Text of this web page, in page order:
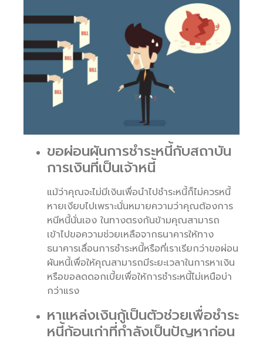
ขอผ่อนผันการชำระหนี้กับสถาบัน
การเงินที่เป็นเจ้าหนี้
แม้ว่าคุณจะไม่มีเงินเพื่อนำไปชำระหนี้ก็ไม่ควรหนี้
หายเงียบไปเพราะนั่นหมายความว่าคุณต้องการ
หนีหนี้นั่นเอง ในทางตรงกันข้ามคุณสามารถ
เข้าไปขอความช่วยเหลือจากธนาคารให้ทาง
ธนาคารเลื่อนการชำระหนี้หรือที่เราเรียกว่าขอผ่อน
ผันหนี้เพื่อให้คุณสามารถมีระยะเวลาในการหาเงิน
หรือขอลดดอกเบี้ยเพื่อให้การชำระหนี้ไม่เหนือบ่า
กว่าแรง
หาแหล่งเงินกู้เป็นตัวช่วยเพื่อชำระ
หนี้ก้อนเก่าที่กำลังเป็นปัญหาก่อน